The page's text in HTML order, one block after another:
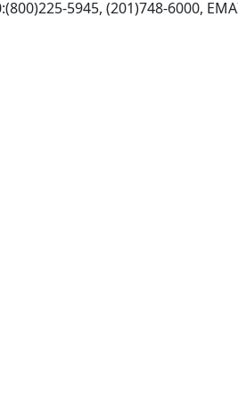
5945, (201)748-6000,